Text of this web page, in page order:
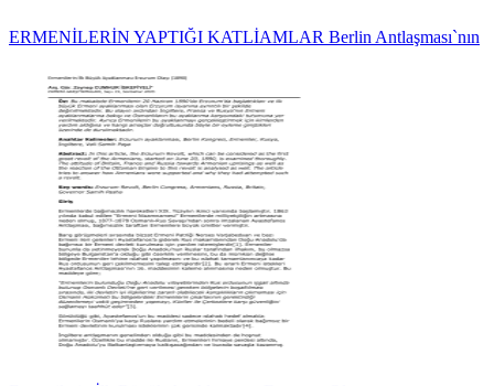
ERMENİLERİN YAPTIĞI KATLİAMLAR Berlin Antlaşması`nın